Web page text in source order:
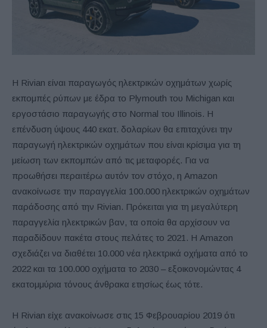
Η Rivian είναι παραγωγός ηλεκτρικών οχημάτων χωρίς
εκπομπές ρύπων με έδρα το Plymouth του Michigan και
εργοστάσιο παραγωγής στο Normal του Illinois. Η
επένδυση ύψους 440 εκατ. δολαρίων θα επιταχύνει την
παραγωγή ηλεκτρικών οχημάτων που είναι κρίσιμα για τη
μείωση των εκπομπών από τις μεταφορές. Για να
προωθήσει περαιτέρω αυτόν τον στόχο, η Amazon
ανακοίνωσε την παραγγελία 100.000 ηλεκτρικών οχημάτων
παράδοσης από την Rivian. Πρόκειται για τη μεγαλύτερη
παραγγελία ηλεκτρικών βαν, τα οποία θα αρχίσουν να
παραδίδουν πακέτα στους πελάτες το 2021. Η Amazon
σχεδιάζει να διαθέτει 10.000 νέα ηλεκτρικά οχήματα από το
2022 και τα 100.000 οχήματα το 2030 – εξοικονομώντας 4
εκατομμύρια τόνους άνθρακα ετησίως έως τότε.
Η Rivian είχε ανακοίνωσε στις 15 Φεβρουαρίου 2019 ότι